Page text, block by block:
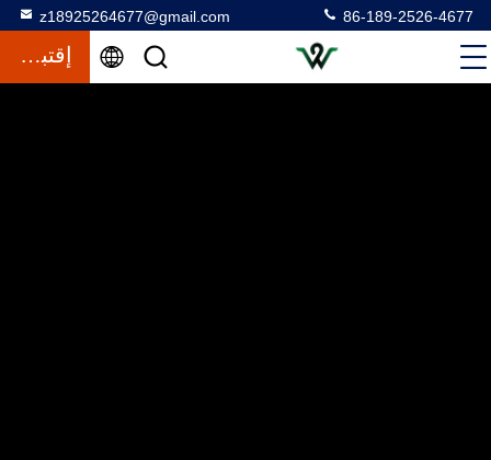
z18925264677@gmail.com 86-189-2526-4677
إقتباس